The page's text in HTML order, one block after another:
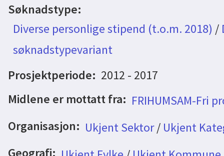
Søknadstype:
Diverse personlige stipend (t.o.m. 2018) /
søknadstypevariant
Prosjektperiode: 2012 - 2017
Midlene er mottatt fra: FRIHUMSAM-Fri
Organisasjon: Ukjent Sektor/ Ukjent
Geografi: